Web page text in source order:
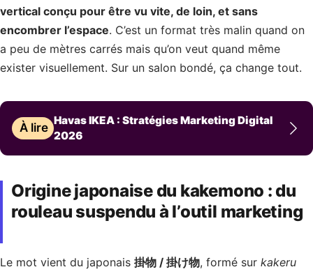
vertical conçu pour être vu vite, de loin, et sans
encombrer l’espace. C’est un format très malin quand on
a peu de mètres carrés mais qu’on veut quand même
exister visuellement. Sur un salon bondé, ça change tout.
À lire
Havas IKEA : Stratégies Marketing Digital
2026
Origine japonaise du kakemono : du
rouleau suspendu à l’outil marketing
Le mot vient du japonais 掛物 / 掛け物, formé sur kakeru